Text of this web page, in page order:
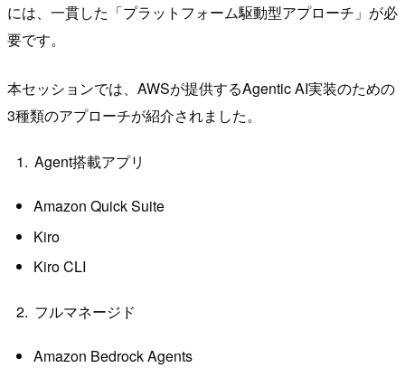
には、一貫した「プラットフォーム駆動型アプローチ」が必
要です。
本セッションでは、AWSが提供するAgentic AI実装のための
3種類のアプローチが紹介されました。
Agent搭載アプリ
Amazon Quick Suite
Kiro
Kiro CLI
フルマネージド
Amazon Bedrock Agents